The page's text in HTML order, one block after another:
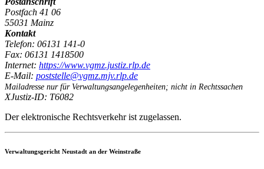
Postfach 41 06
55031 Mainz
Kontakt
Telefon: 06131 141-0
Fax: 06131 1418500
Internet: https://www.vgmz.justiz.rlp.de
E-Mail: poststelle@vgmz.mjv.rlp.de
Mailadresse nur für Verwaltungsangelegenheiten; nicht in Rechtssachen
XJustiz-ID: T6082
Der elektronische Rechtsverkehr ist zugelassen.
Verwaltungsgericht Neustadt an der Weinstraße